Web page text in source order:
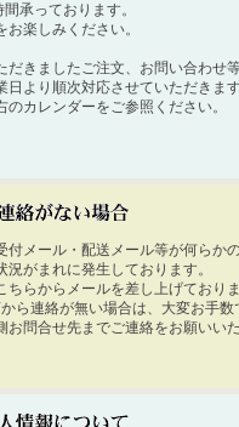
承っております。
楽しみください。
だきましたご注文、お問い合わせ
日より順次対応させていただきま
カレンダーをご参照ください。
付メール・配送メール等が何らか
がまれに発生しております。
ちらからメールを差し上げており
ら連絡が無い場合は、大変お手数
お問合せ先までご連絡をお願いい